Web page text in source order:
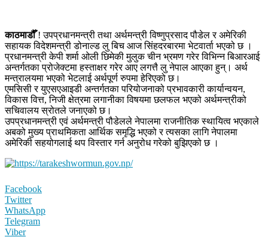
काठमाडौँ! उपप्रधानमन्त्री तथा अर्थमन्त्री विष्णुप्रसाद पौडेल र अमेरिकी
सहायक विदेशमन्त्री डोनाल्ड लु बिच आज सिंहदरबारमा भेटवार्ता भएको छ ।
प्रधानमन्त्री केपी शर्मा ओली छिमेकी मुलुक चीन भ्रमण गरेर विभिन्न बिआरआई
अन्तर्गतका प्रोजेक्टमा हस्ताक्षर गरेर आए लगत्तै लु नेपाल आएका हुन्। अर्थ
मन्त्रालयमा भएको भेटलाई अर्थपूर्ण रुपमा हेरिएको छ।
एमसिसी र युएसएआइडी अन्तर्गतका परियोजनाको प्रभावकारी कार्यान्वयन,
विकास वित्त, निजी क्षेत्रमा लगानीका विषयमा छलफल भएको अर्थमन्त्रीको
सचिवालय स्रोतले जनाएको छ।
उपप्रधानमन्त्री एवं अर्थमन्त्री पौडेलले नेपालमा राजनीतिक स्थायित्व भएकाले
अबको मुख्य प्राथमिकता आर्थिक समृद्धि भएको र त्यसका लागि नेपालमा
अमेरिकी सहयोगलाई थप विस्तार गर्न अनुरोध गरेको बुझिएको छ ।
Facebook
Twitter
WhatsApp
Telegram
Viber